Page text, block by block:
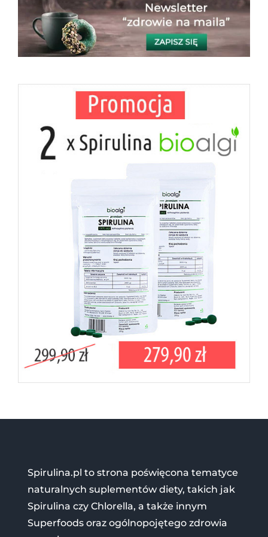
Spirulina.pl to strona poświęcona tematyce
naturalnych suplementów diety, takich jak
Spirulina czy Chlorella, a także innym
Superfoods oraz ogólnopojętego zdrowia